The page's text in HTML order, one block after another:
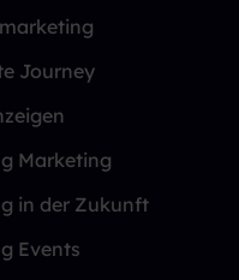
Journey
Marketing
in der Zukunft
Events